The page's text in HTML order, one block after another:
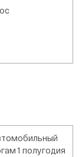
1 полугодия